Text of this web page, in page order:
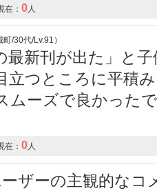
在： 0人
/30代/Lv.91）
最新刊が出た」と
立つところに平積
ムーズで良かった
在： 0人
ザーの主観的なコ